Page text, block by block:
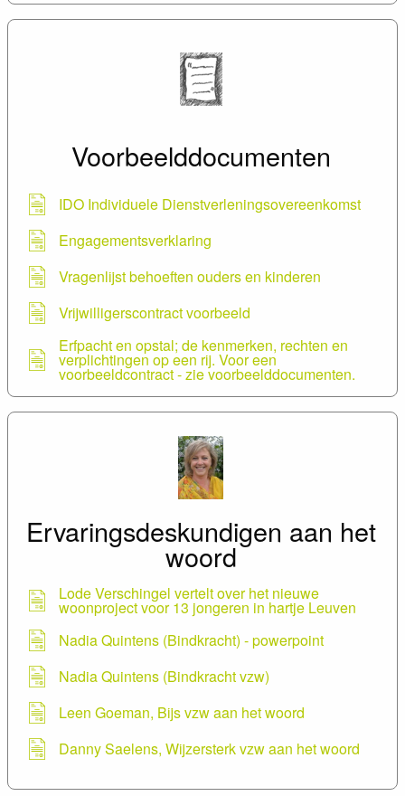
Voorbeelddocumenten
IDO Individuele Dienstverleningsovereenkomst
Engagementsverklaring
Vragenlijst behoeften ouders en kinderen
Vrijwilligerscontract voorbeeld
Erfpacht en opstal; de kenmerken, rechten en
verplichtingen op een rij. Voor een
voorbeeldcontract - zie voorbeelddocumenten.
Modelstatuten; hierbij een voorbeeld wat er
minimaal in moet komen staan met een aantal
keuzemogelijkheden.
Voorbeelddocument voor de besteding van PVB in
cash. In een geregistreerd ouderinitiatief mag je de
budgetten in solidariteit inzetten
Ervaringsdeskundigen aan het
woord
Lode Verschingel vertelt over het nieuwe
woonproject voor 13 jongeren in hartje Leuven
Nadia Quintens (Bindkracht) - powerpoint
Nadia Quintens (Bindkracht vzw)
Leen Goeman, Bijs vzw aan het woord
Danny Saelens, Wijzersterk vzw aan het woord
Wijzersterk vzw - powerpoint